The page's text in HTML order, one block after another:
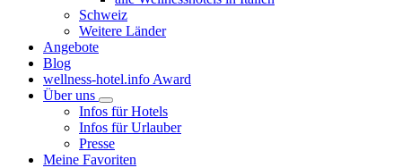
Schweiz
Weitere Länder
Angebote
Blog
wellness-hotel.info Award
Über uns
Infos für Hotels
Infos für Urlauber
Presse
Meine Favoriten